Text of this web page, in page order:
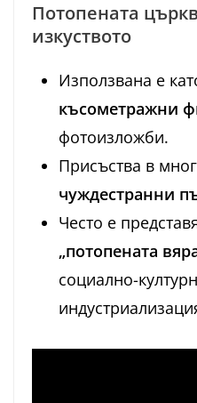
Потопената
изкуството
Използвана е
късометражни
фотоизложби.
Присъства в
чуждестранни
Често е
„потопената
социално-